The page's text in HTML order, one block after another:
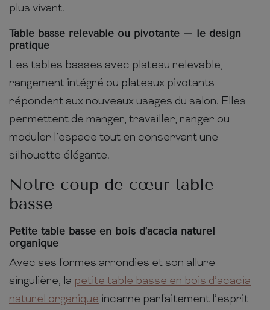
plus vivant.
Table basse relevable ou pivotante – le design
pratique
Les tables basses avec plateau relevable,
rangement intégré ou plateaux pivotants
répondent aux nouveaux usages du salon. Elles
permettent de manger, travailler, ranger ou
moduler l’espace tout en conservant une
silhouette élégante.
Notre coup de cœur table
basse
Petite table basse en bois d’acacia naturel
organique
Avec ses formes arrondies et son allure
singulière, la petite table basse en bois d’acacia
naturel organique incarne parfaitement l’esprit